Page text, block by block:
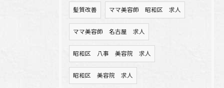
髪質改善 ママ美容師 昭和区 求人
ママ美容師 名古屋 求人
昭和区 八事 美容院 求人
昭和区 美容院 求人